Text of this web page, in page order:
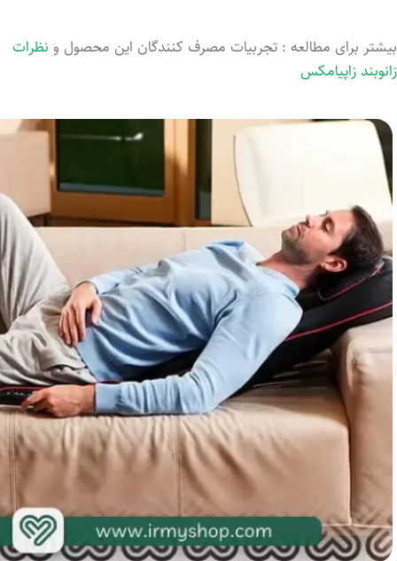
بیشتر برای مطالعه : تجربیات مصرف کنندگان این محصول و نظرات
زانوبند زاپیامکس